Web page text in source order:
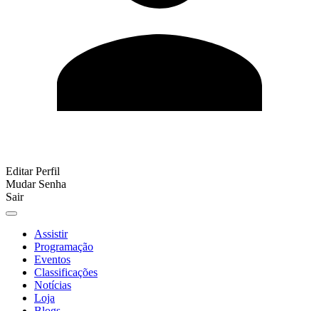
Editar Perfil
Mudar Senha
Sair
Assistir
Programação
Eventos
Classificações
Notícias
Loja